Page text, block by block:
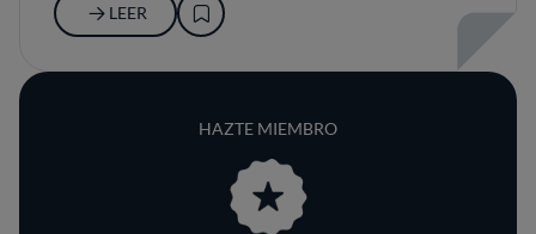
LEER
HAZTE MIEMBRO